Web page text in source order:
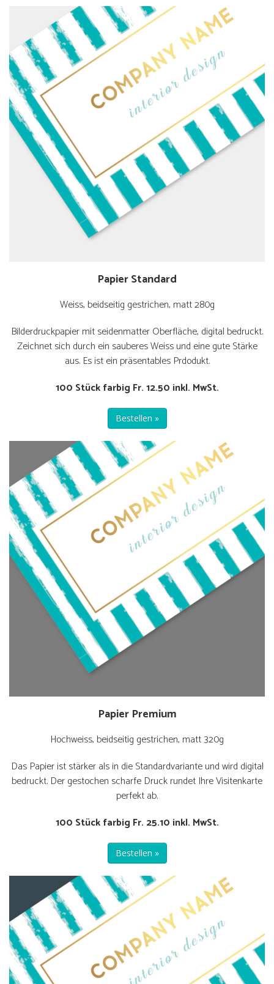
Papier Standard
Weiss, beidseitig gestrichen, matt 280g
Bilderdruckpapier mit seidenmatter Oberfläche, digital bedruckt.
Zeichnet sich durch ein sauberes Weiss und eine gute Stärke
aus. Es ist ein präsentables Prdodukt.
100 Stück farbig Fr. 12.50 inkl. MwSt.
Bestellen »
Papier Premium
Hochweiss, beidseitig gestrichen, matt 320g
Das Papier ist stärker als in die Standardvariante und wird digital
bedruckt. Der gestochen scharfe Druck rundet Ihre Visitenkarte
perfekt ab.
100 Stück farbig Fr. 25.10 inkl. MwSt.
Bestellen »